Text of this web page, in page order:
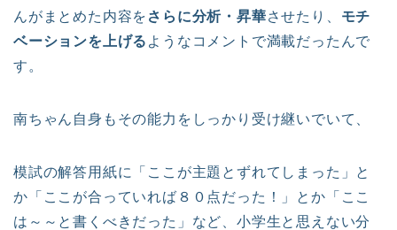
んがまとめた内容を さらに分析・昇華させたり、 モチ
ベーションを上げる ようなコメントで満載だったんで
す。
南ちゃん自身もその能力をしっかり受け継いでいて、
模試の解答用紙に「ここが主題とずれてしまった」と
か「ここが合っていれば８０点だった！」とか「ここ
は～～と書くべきだった」など、小学生と思えない分